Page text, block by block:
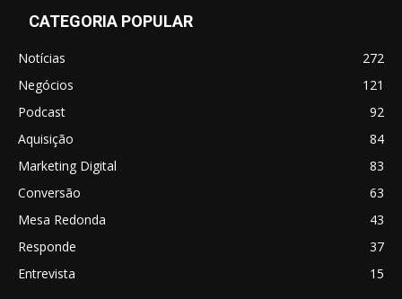
CATEGORIA POPULAR
Notícias
272
Negócios
121
Podcast
92
Aquisição
84
Marketing Digital
83
Conversão
63
Mesa Redonda
43
Responde
37
Entrevista
15